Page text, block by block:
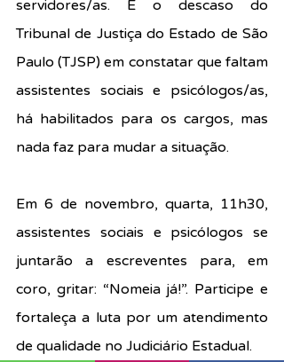
servidores/as. E o descaso do
Tribunal de Justiça do Estado de São
Paulo (TJSP) em constatar que faltam
assistentes sociais e psicólogos/as,
há habilitados para os cargos, mas
nada faz para mudar a situação.
Em 6 de novembro, quarta, 11h30,
assistentes sociais e psicólogos se
juntarão a escreventes para, em
coro, gritar: “Nomeia já!”. Participe e
fortaleça a luta por um atendimento
de qualidade no Judiciário Estadual.